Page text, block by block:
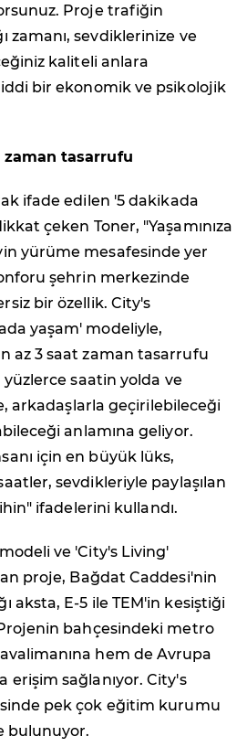
Proje trafiğin
zamanı, sevdiklerinize ve
kaliteli anlara
bir ekonomik ve psikolojik
zaman tasarrufu
ifade edilen '5 dakikada
çeken Toner, "Yaşamınıza
yürüme mesafesinde yer
şehrin merkezinde
bir özellik. City's
yaşam' modeliyle,
az 3 saat zaman tasarrufu
yüzlerce saatin yolda ve
arkadaşlarla geçirilebileceği
anlamına geliyor.
için en büyük lüks,
sevdikleriyle paylaşılan
ifadelerini kullandı.
ve 'City's Living'
proje, Bağdat Caddesi'nin
aksta, E-5 ile TEM'in kesiştiği
bahçesindeki metro
hem de Avrupa
erişim sağlanıyor. City's
pek çok eğitim kurumu
bulunuyor.